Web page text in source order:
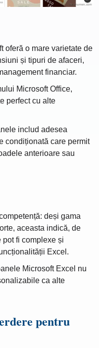
oferă o mare varietate de
și tipuri de afaceri,
financiar.
Microsoft Office,
perfect cu alte
includ adesea
condiționată care permit
anterioare sau
deși gama
aceasta indică, de
fi complexe și
Excel.
Microsoft Excel nu
ca alte
pentru